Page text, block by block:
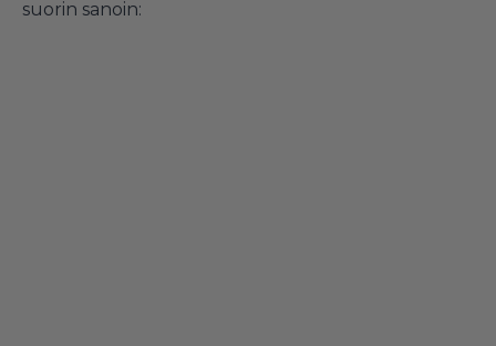
suorin sanoin: